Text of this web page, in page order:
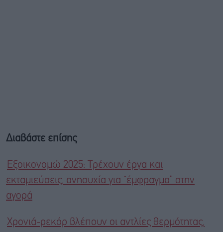
Διαβάστε επίσης
Εξοικονομώ 2025: Τρέχουν έργα και
εκταμιεύσεις, ανησυχία για “έμφραγμα” στην
αγορά
Χρονιά-ρεκόρ βλέπουν οι αντλίες θερμότητας,